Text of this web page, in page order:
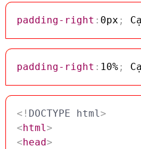
padding-right : 0px ;
padding-right : 10%;
<! DOCTYPE html>
<html>
<head>